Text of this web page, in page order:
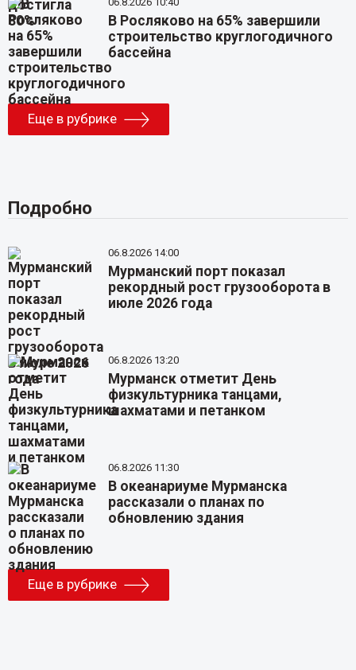
В Росляково на 65% завершили
строительство круглогодичного
бассейна
Еще в рубрике
Подробно
06.8.2026 14:00
Мурманский порт показал
рекордный рост грузооборота в
июле 2026 года
06.8.2026 13:20
Мурманск отметит День
физкультурника танцами,
шахматами и петанком
06.8.2026 11:30
В океанариуме Мурманска
рассказали о планах по
обновлению здания
Еще в рубрике